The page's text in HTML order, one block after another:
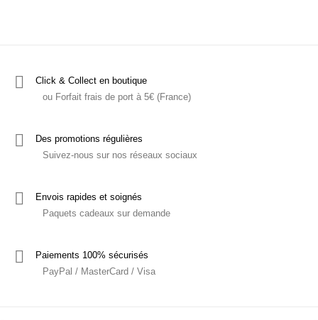
Click & Collect en boutique
ou Forfait frais de port à 5€ (France)
Des promotions régulières
Suivez-nous sur nos réseaux sociaux
Envois rapides et soignés
Paquets cadeaux sur demande
Paiements 100% sécurisés
PayPal / MasterCard / Visa